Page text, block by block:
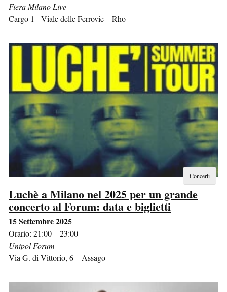
Fiera Milano Live
Cargo 1 - Viale delle Ferrovie–Rho
Concerti
Luchè a Milano nel 2025 per un grande
concerto al Forum: data e biglietti
15 Settembre 2025
Orario: 21:00 – 23:00
Unipol Forum
Via G. di Vittorio, 6– Assago